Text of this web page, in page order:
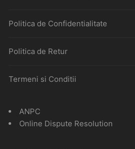
Politica de Confidentialitate
Politica de Retur
Termeni si Conditii
ANPC
Online Dispute Resolution